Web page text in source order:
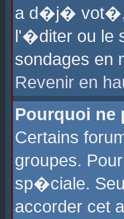
a d�j� vot�,
l'�diter ou le
sondages en
Revenir en
Pourquoi
Certains
groupes.
sp�ciale.
accorder cet